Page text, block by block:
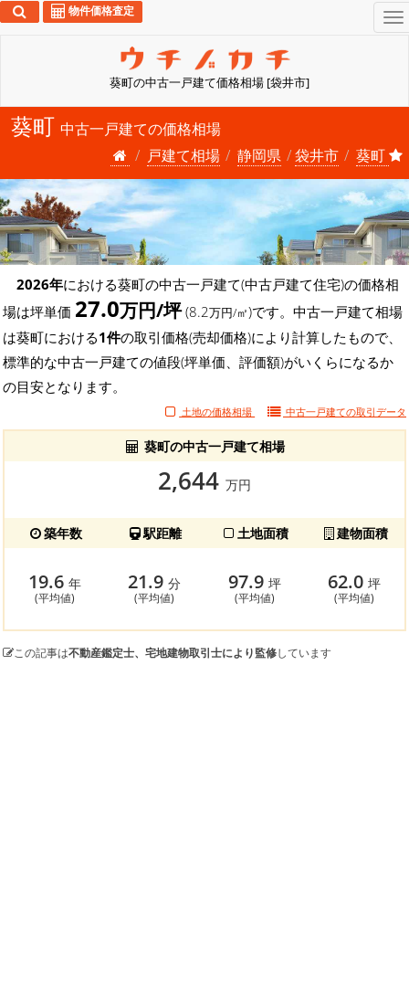
葵町の中古一戸建て価格相場 [袋井市]
物件価格査定
葵町 中古一戸建ての価格相場
戸建て相場
静岡県 袋井市 葵町
2026年における葵町の中古一戸建て(中古戸建て住宅)の価格相
場は坪単価 27.0万円/坪(8.2万円/㎡)です。中古一戸建て相場
は葵町における1件の取引価格(売却価格)により計算したもので、
標準的な中古一戸建ての値段(坪単価、評価額)がいくらになるか
の目安となります。
土地の価格相場 中古一戸建ての取引データ
葵町の中古一戸建て相場
2,644 万円
築年数 駅距離 土地面積 建物面積
19.6 年
(平均値)
21.9分
(平均値)
97.9 坪
(平均値)
62.0坪
(平均値)
この記事は不動産鑑定士、宅地建物取引士により監修しています